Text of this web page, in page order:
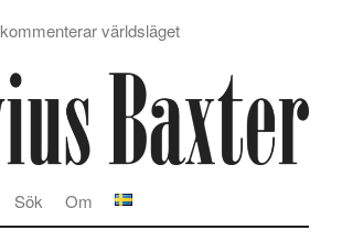
kommenterar världsläget
Om
Sök